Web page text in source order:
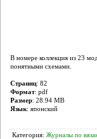
В номере коллекция из 23
понятными схемами.
Страниц: 82
Формат: pdf
Размер: 28.94 MB
Язык: японский
Категория: Журналы по